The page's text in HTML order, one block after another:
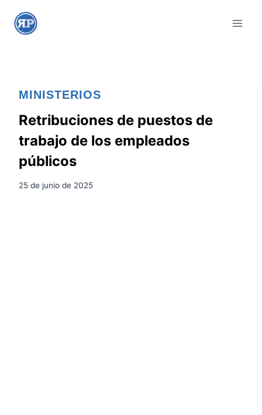
MINISTERIOS
Retribuciones de puestos de
trabajo de los empleados
públicos
25 de junio de 2025